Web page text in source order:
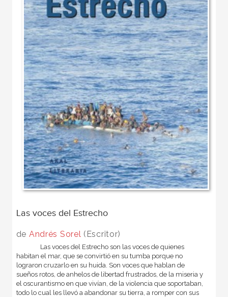
Las voces del Estrecho
de Andrés Sorel (Escritor)
Las voces del Estrecho son las voces de quienes
habitan el mar, que se convirtió en su tumba porque no
lograron cruzarlo en su huida. Son voces que hablan de
sueños rotos, de anhelos de libertad frustrados, de la miseria y
el oscurantismo en que vivían, de la violencia que soportaban,
todo lo cual les llevó a abandonar su tierra, a romper con sus